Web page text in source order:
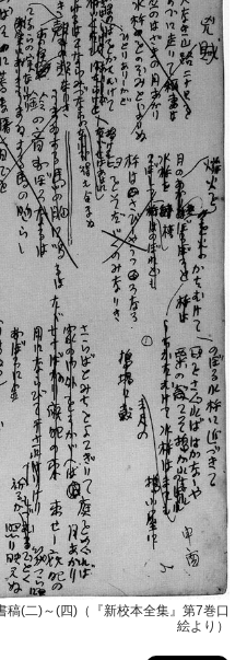
稿(二)～(四)（『新校本全集』第7巻口
絵より）